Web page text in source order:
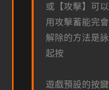
或【攻擊】可
用攻擊蓄能完
解除的方法是
起按
遊戲預設的按